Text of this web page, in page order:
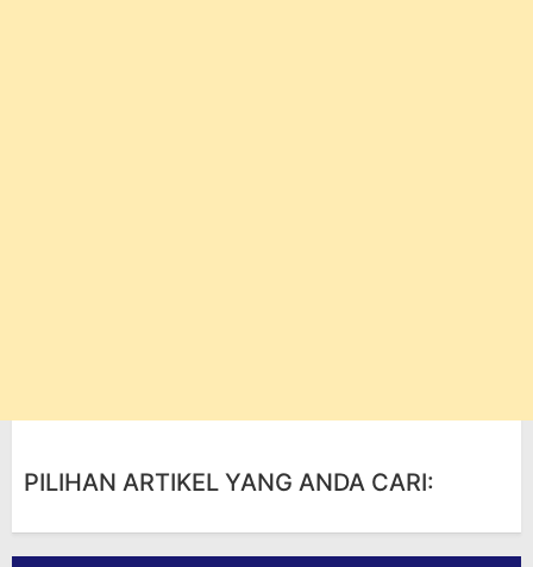
PILIHAN ARTIKEL YANG ANDA CARI: